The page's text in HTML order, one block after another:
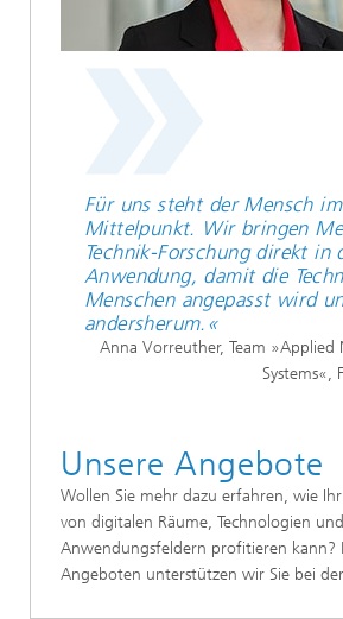
Für uns steht der Mensch im
Mittelpunkt. Wir bringen
Technik-Forschung direkt in
Anwendung, damit die
Menschen angepasst wird
andersherum.«
Anna Vorreuther, Team »Applied
Systems«,
Unsere Angebote
Wollen Sie mehr dazu erfahren, wie
von digitalen Räume, Technologien und
Anwendungsfeldern profitieren kann?
Angeboten unterstützen wir Sie bei